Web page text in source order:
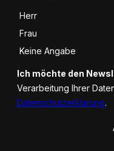
Anrede
Herr
Frau
Keine Angabe
Ich möchte den
Verarbeitung Ihrer
Datenschutzerklärung.